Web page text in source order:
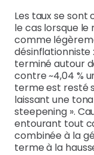
Les taux se
le cas lorsque le
comme
désinflationniste
terminé autour
contre ~4,04 %
terme est resté
laissant une
steepening ».
entourant tout
combinée à la
terme à la